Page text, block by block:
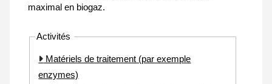
maximal en biogaz.
Activités
Matériels de traitement (par exemple
enzymes)